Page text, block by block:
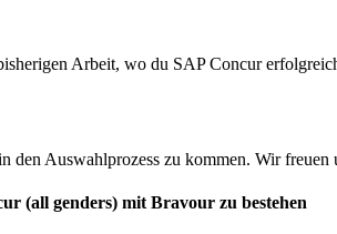
Arbeit, wo du SAP Concur
Auswahlprozess zu kommen. Wir
(all genders) mit Bravour zu bestehen